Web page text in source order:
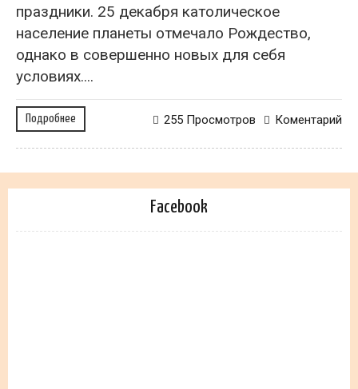
праздники. 25 декабря католическое
население планеты отмечало Рождество,
однако в совершенно новых для себя
условиях....
Подробнее Коментарий
255 Просмотров
Facebook